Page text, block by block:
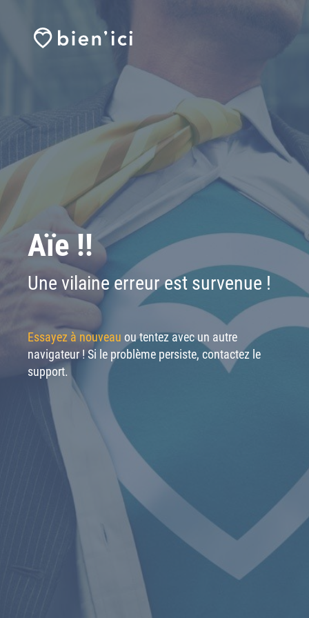
Aïe !!
Une vilaine erreur est survenue !
Essayez à nouveau ou tentez avec un autre
navigateur ! Si le problème persiste, contactez le
support.